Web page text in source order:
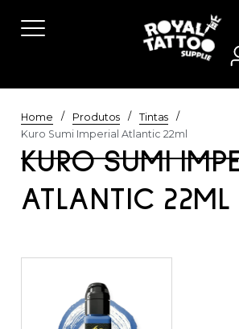
Home / Produtos / Tintas
/
Kuro Sumi Imperial Atlantic 22ml
KURO SUMI
ATLANTIC 22ML